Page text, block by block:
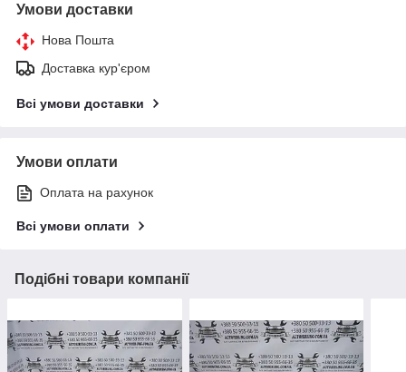
Умови доставки
Нова Пошта
Доставка кур'єром
Всі умови доставки
Умови оплати
Оплата на рахунок
Всі умови оплати
Подібні товари компанії